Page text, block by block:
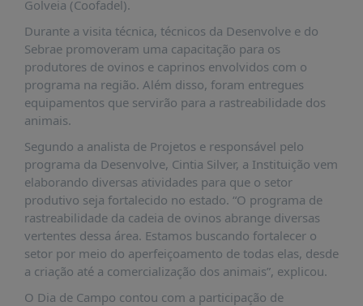
DADOS
FRENTE
PARLAMENTAR
SOBRE
A
FRENTE
MATERIAIS
INFORMAÇÕES
CURSOS
E
EVENTOS
INSCRIÇÕES
Golveia (Coofadel).
Durante a visita técnica, técnicos da Desenvolve e do
Sebrae promoveram uma capacitação para os
produtores de ovinos e caprinos envolvidos com o
programa na região. Além disso, foram entregues
equipamentos que servirão para a rastreabilidade dos
animais.
Segundo a analista de Projetos e responsável pelo
programa da Desenvolve, Cintia Silver, a Instituição vem
elaborando diversas atividades para que o setor
produtivo seja fortalecido no estado. “O programa de
rastreabilidade da cadeia de ovinos abrange diversas
vertentes dessa área. Estamos buscando fortalecer o
setor por meio do aperfeiçoamento de todas elas, desde
a criação até a comercialização dos animais”, explicou.
O Dia de Campo contou com a participação de